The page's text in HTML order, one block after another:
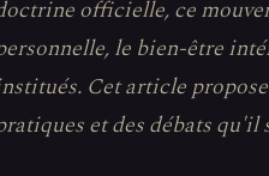
officielle, ce
le bien-être
Cet article
et des débats qu'il